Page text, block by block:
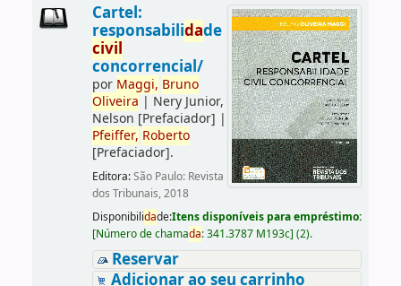
Cartel:
responsabilidade
civil
concorrencial/
por Maggi, Bruno
Oliveira | Nery Junior,
Nelson [Prefaciador] |
Pfeiffer, Roberto
[Prefaciador].
Editora:São Paulo: Revista
dos Tribunais, 2018
Disponibilidade:Itens disponíveis para empréstimo:
[Número de chamada:341.3787 M193c] (2).
Reservar
Adicionar ao seu carrinho